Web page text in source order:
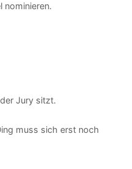
nominieren.
Jury sitzt.
muss sich erst noch